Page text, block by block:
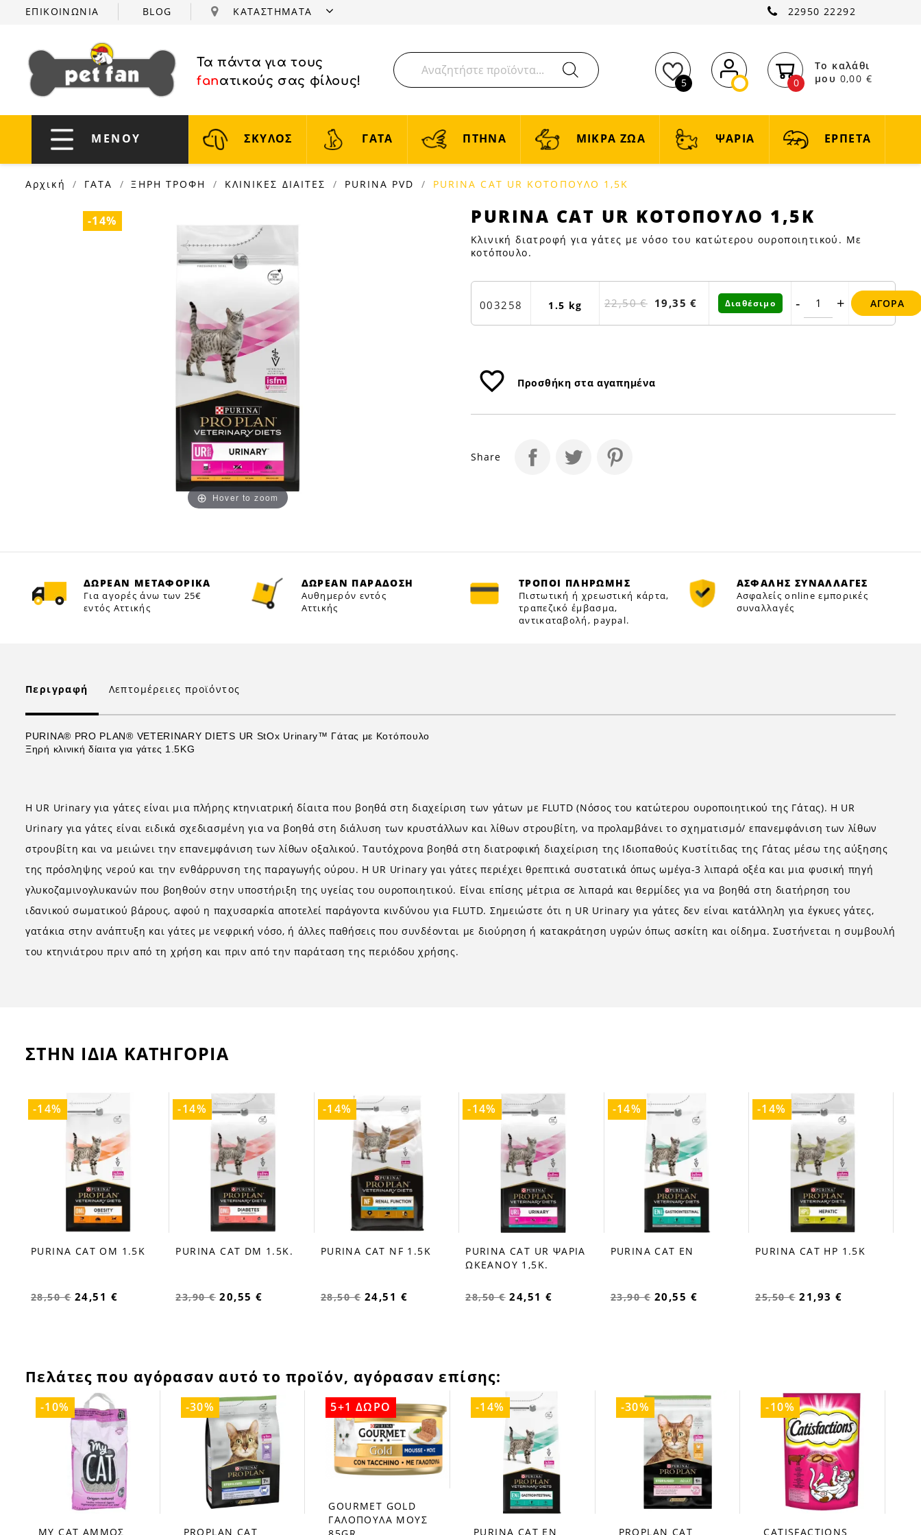
ΕΠΙΚΟΙΝΩΝΙΑ BLOG ΚΑΤΑΣΤΗΜΑΤΑ 22950 22292
Τα πάντα για τους
fanατικούς σας φίλους! 5 0
Το καλάθι
μου 0,00 €
ΜΕΝΟΥ ΣΚΥΛΟΣ ΓΑΤΑ ΠΤΗΝΑ ΜΙΚΡΑ ΖΩΑ ΨΑΡΙΑ ΕΡΠΕΤΑ
Αρχική ΓΑΤΑ ΞΗΡΗ ΤΡΟΦΗ ΚΛΙΝΙΚΕΣ ΔΙΑΙΤΕΣ PURINA PVD PURINA CAT UR ΚΟΤΟΠΟΥΛΟ 1,5K
-14%
Hover to zoom
PURINA
CAT
UR
ΚΟΤΟΠΟΥΛΟ
1,5K
Petfan
PURINA CAT UR ΚΟΤΟΠΟΥΛΟ 1,5K
Κλινική διατροφή για γάτες με νόσο του κατώτερου ουροποιητικού. Με
κοτόπουλο.
003258 1.5 kg 22,50 € 19,35 € Διαθέσιμο - + ΑΓΟΡΆ
favorite_border Προσθήκη στα αγαπημένα
Share
ΔΩΡΕΑΝ ΜΕΤΑΦΟΡΙΚΑ
Για αγορές άνω των 25€
εντός Αττικής
ΔΩΡΕΑΝ ΠΑΡΑΔΟΣΗ
Αυθημερόν εντός
Αττικής
ΤΡΟΠΟΙ ΠΛΗΡΩΜΗΣ
Πιστωτική ή χρεωστική κάρτα,
τραπεζικό έμβασμα,
αντικαταβολή, paypal.
ΑΣΦΑΛΗΣ ΣΥΝΑΛΛΑΓΕΣ
Ασφαλείς online εμπορικές
συναλλαγές
Περιγραφή Λεπτομέρειες προϊόντος
PURINA® PRO PLAN® VETERINARY DIETS UR StOx Urinary™ Γάτας με Κοτόπουλο
Ξηρή κλινική δίαιτα για γάτες 1.5KG
Η UR Urinary για γάτες είναι μια πλήρης κτηνιατρική δίαιτα που βοηθά στη διαχείριση των γάτων με FLUTD (Νόσος του κατώτερου ουροποιητικού της Γάτας). Η UR
Urinary για γάτες είναι ειδικά σχεδιασμένη για να βοηθά στη διάλυση των κρυστάλλων και λίθων στρουβίτη, να προλαμβάνει το σχηματισμό/ επανεμφάνιση των λίθων
στρουβίτη και να μειώνει την επανεμφάνιση των λίθων οξαλικού. Ταυτόχρονα βοηθά στη διατροφική διαχείριση της Ιδιοπαθούς Κυστίτιδας της Γάτας μέσω της αύξησης
της πρόσληψης νερού και την ενθάρρυνση της παραγωγής ούρου. Η UR Urinary γαι γάτες περιέχει θρεπτικά συστατικά όπως ωμέγα-3 λιπαρά οξέα και μια φυσική πηγή
γλυκοζαμινογλυκανών που βοηθούν στην υποστήριξη της υγείας του ουροποιητικού. Είναι επίσης μέτρια σε λιπαρά και θερμίδες για να βοηθά στη διατήρηση του
ιδανικού σωματικού βάρους, αφού η παχυσαρκία αποτελεί παράγοντα κινδύνου για FLUTD. Σημειώστε ότι η UR Urinary για γάτες δεν είναι κατάλληλη για έγκυες γάτες,
γατάκια στην ανάπτυξη και γάτες με νεφρική νόσο, ή άλλες παθήσεις που συνδέονται με διούρηση ή κατακράτηση υγρών όπως ασκίτη και οίδημα. Συστήνεται η συμβουλή
του κτηνιάτρου πριν από τη χρήση και πριν από την παράταση της περιόδου χρήσης.
ΣΤΗΝ ΙΔΙΑ ΚΑΤΗΓΟΡΙΑ
favorite_border
PURINA CAT OM 1.5K
28,50 € 24,51 €
-14%
favorite_border
PURINA CAT DM 1.5Κ.
23,90 € 20,55 €
-14%
favorite_border
PURINA CAT NF 1.5K
28,50 € 24,51 €
-14%
favorite_border
PURINA CAT UR ΨΑΡΙΑ
ΩΚΕΑΝΟΥ 1,5Κ.
28,50 € 24,51 €
-14%
favorite_border
PURINA CAT EN
23,90 € 20,55 €
-14%
favorite_border
PURINA CAT HP 1.5K
25,50 € 21,93 €
-14%
Πελάτες που αγόρασαν αυτό το προϊόν, αγόρασαν επίσης:
MY CAT ΑΜΜΟΣ
-10%
PROPLAN CAT
-30%
favorite_border
GOURMET GOLD
ΓΑΛΟΠΟΥΛΑ ΜΟΥΣ
5+1 ΔΩΡΟ
PURINA CAT EN
-14%
PROPLAN CAT
-30%
CATISFACTIONS
-10%